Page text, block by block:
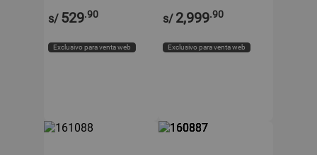
s/ 529.90
Exclusivo para venta web
s/ 2,999.90
Exclusivo para venta web